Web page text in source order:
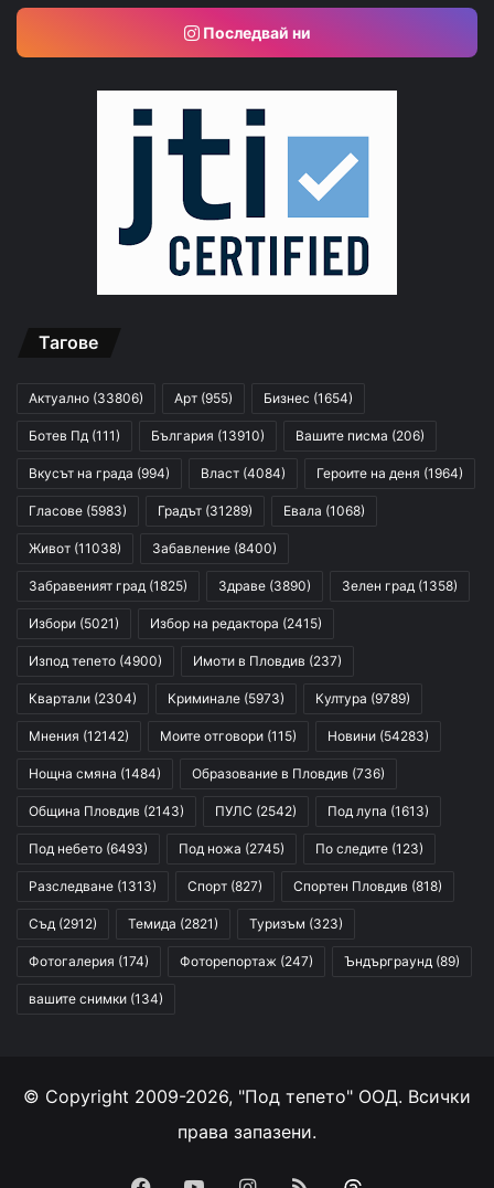
Последвай ни
Тагове
Актуално (33806) Арт (955) Бизнес (1654)
Ботев Пд (111) България (13910) Вашите писма (206)
Вкусът на града (994) Власт (4084) Героите на деня (1964)
Гласове (5983) Градът (31289) Евала (1068)
Живот (11038) Забавление (8400)
Забравеният град (1825) Здраве (3890) Зелен град (1358)
Избори (5021) Избор на редактора (2415)
Изпод тепето (4900) Имоти в Пловдив (237)
Квартали (2304) Криминале (5973) Култура (9789)
Мнения (12142) Моите отговори (115) Новини (54283)
Нощна смяна (1484) Образование в Пловдив (736)
Община Пловдив (2143) ПУЛС (2542) Под лупа (1613)
Под небето (6493) Под ножа (2745) По следите (123)
Разследване (1313) Спорт (827) Спортен Пловдив (818)
Съд (2912) Темида (2821) Туризъм (323)
Фотогалерия (174) Фоторепортаж (247) Ъндърграунд (89)
вашите снимки (134)
© Copyright 2009-2026, "Под тепето" ООД. Всички
права запазени.